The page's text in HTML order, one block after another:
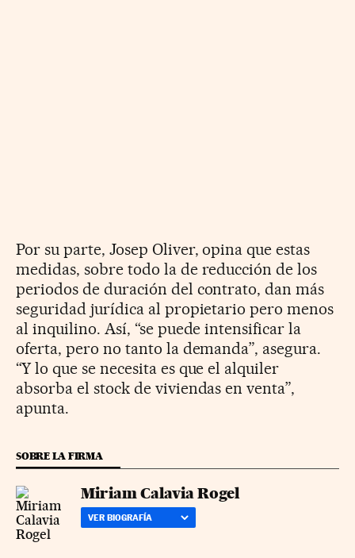
Por su parte, Josep Oliver, opina que estas
medidas, sobre todo la de reducción de los
periodos de duración del contrato, dan más
seguridad jurídica al propietario pero menos
al inquilino. Así, “se puede intensificar la
oferta, pero no tanto la demanda”, asegura.
“Y lo que se necesita es que el alquiler
absorba el stock de viviendas en venta”,
apunta.
SOBRE LA FIRMA
Miriam Calavia Rogel
VER BIOGRAFÍA